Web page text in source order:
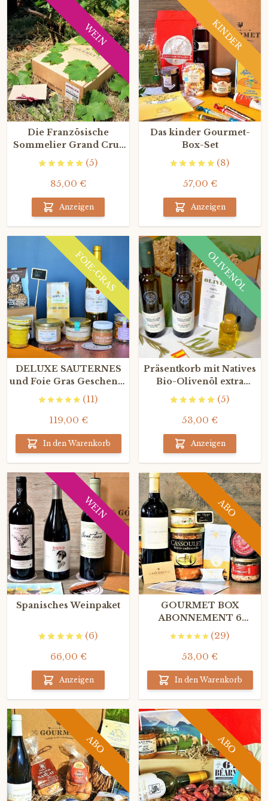
WEIN
Die Französische
Sommelier Grand Cru-
Gourmet Box
(5)
85,00 €
Anzeigen
KINDER
Das kinder Gourmet-
Box-Set
(8)
57,00 €
Anzeigen
FOIE-GRAS
DELUXE SAUTERNES
und Foie Gras Geschenk-
Boxen (11)
119,00 €
In den Warenkorb
OLIVENÖL
Präsentkorb mit Natives
Bio-Olivenöl extra
vergin (5)
53,00 €
Anzeigen
WEIN
Spanisches Weinpaket
(6)
66,00 €
Anzeigen
ABO
GOURMET BOX
ABONNEMENT 6
MONATE
(29)
53,00 €
In den Warenkorb
ABO ABO